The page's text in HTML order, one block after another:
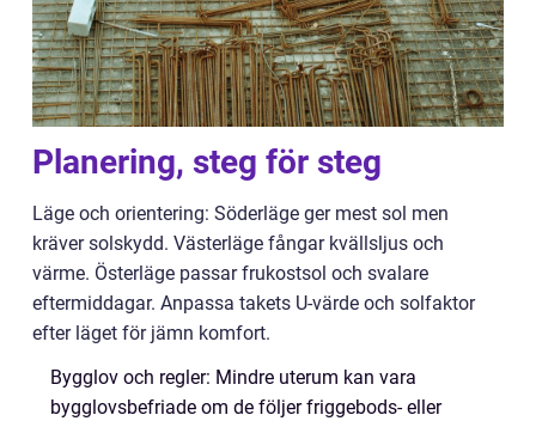
Planering, steg för steg
Läge och orientering: Söderläge ger mest sol men
kräver solskydd. Västerläge fångar kvällsljus och
värme. Österläge passar frukostsol och svalare
eftermiddagar. Anpassa takets U-värde och solfaktor
efter läget för jämn komfort.
Bygglov och regler: Mindre uterum kan vara
bygglovsbefriade om de följer friggebods- eller